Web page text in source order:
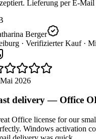
Lieferung per E-Mail
Berger
· Verifizierter Kauf ·
2026
delivery — Office
Office license for our
Windows activation